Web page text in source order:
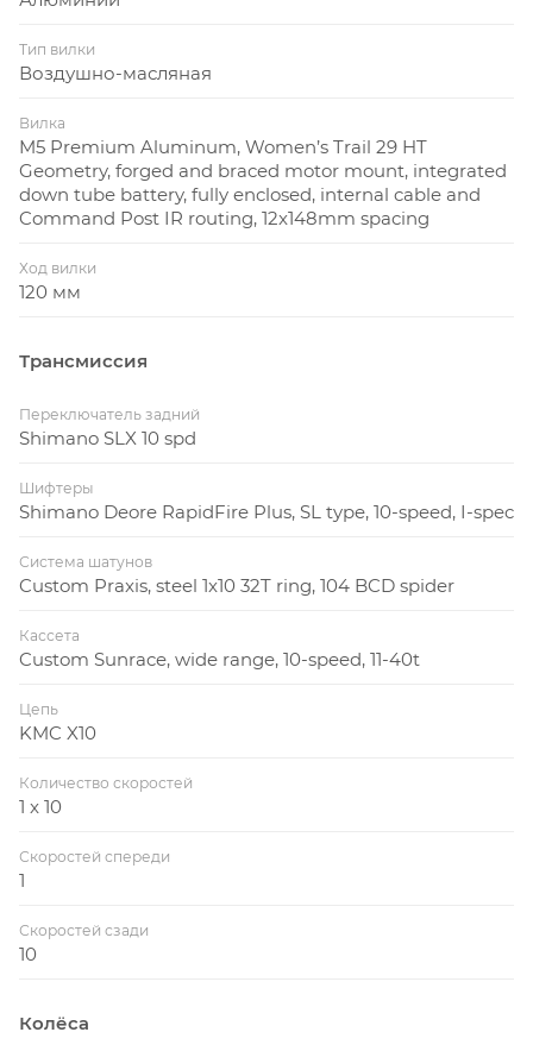
Тип вилки
Воздушно-масляная
Вилка
M5 Premium Aluminum, Women’s Trail 29 HT
Geometry, forged and braced motor mount, integrated
down tube battery, fully enclosed, internal cable and
Command Post IR routing, 12x148mm spacing
Ход вилки
120 мм
Трансмиссия
Переключатель задний
Shimano SLX 10 spd
Шифтеры
Shimano Deore RapidFire Plus, SL type, 10-speed, I-spec
Система шатунов
Custom Praxis, steel 1x10 32T ring, 104 BCD spider
Кассета
Custom Sunrace, wide range, 10-speed, 11-40t
Цепь
KMC X10
Количество скоростей
1 x 10
Скоростей спереди
1
Скоростей сзади
10
Колёса